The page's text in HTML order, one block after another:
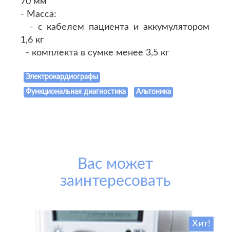
- Масса:
- с кабелем пациента и аккумулятором
1,6 кг
- комплекта в сумке менее 3,5 кг
Электрокардиографы
Функциональная диагностика Альтоника
Вас может
заинтересовать
Хит!